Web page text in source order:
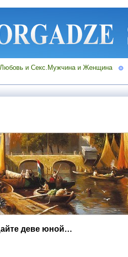
и Секс.Мужчина и Женщина
деве юной…